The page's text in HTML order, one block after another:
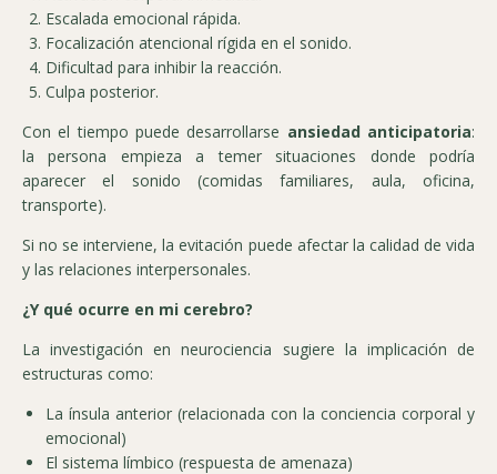
Escalada emocional rápida.
Focalización atencional rígida en el sonido.
Dificultad para inhibir la reacción.
Culpa posterior.
Con el tiempo puede desarrollarse ansiedad anticipatoria:
la persona empieza a temer situaciones donde podría
aparecer el sonido (comidas familiares, aula, oficina,
transporte).
Si no se interviene, la evitación puede afectar la calidad de vida
y las relaciones interpersonales.
¿Y qué ocurre en mi cerebro?
La investigación en neurociencia sugiere la implicación de
estructuras como:
La ínsula anterior (relacionada con la conciencia corporal y
emocional)
El sistema límbico (respuesta de amenaza)